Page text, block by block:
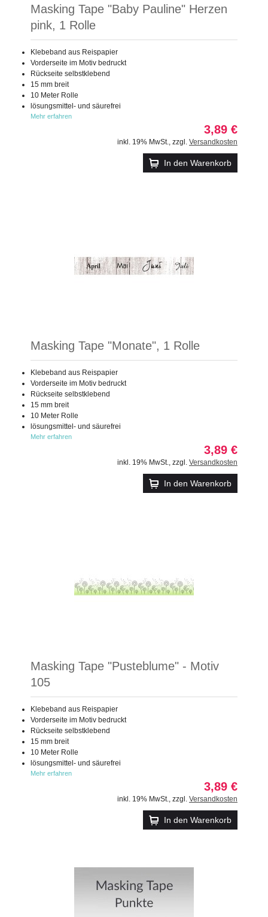
Masking Tape "Baby Pauline" Herzen
pink, 1 Rolle
Klebeband aus Reispapier
Vorderseite im Motiv bedruckt
Rückseite selbstklebend
15 mm breit
10 Meter Rolle
lösungsmittel- und säurefrei
Mehr erfahren
3,89 €
inkl. 19% MwSt. zzgl. Versandkosten
In den Warenkorb
Masking Tape "Monate", 1 Rolle
Klebeband aus Reispapier
Vorderseite im Motiv bedruckt
Rückseite selbstklebend
15 mm breit
10 Meter Rolle
lösungsmittel- und säurefrei
Mehr erfahren
3,89 €
inkl. 19% MwSt. zzgl. Versandkosten
In den Warenkorb
Masking Tape "Pusteblume" - Motiv
105
Klebeband aus Reispapier
Vorderseite im Motiv bedruckt
Rückseite selbstklebend
15 mm breit
10 Meter Rolle
lösungsmittel- und säurefrei
Mehr erfahren
3,89 €
inkl. 19% MwSt. zzgl. Versandkosten
In den Warenkorb